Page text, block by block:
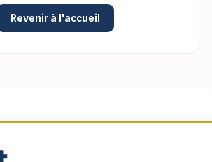
Revenir à l'accueil